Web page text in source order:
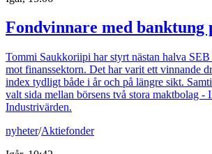
Fondvinnare med
Tommi Saukkoriipi har styrt nästan halva
mot finanssektorn. Det har varit ett vinnande
index tydligt både i år och på längre sikt.
valt sida mellan börsens två stora maktbolag -
Industrivärden.
nyheter/Aktiefonder